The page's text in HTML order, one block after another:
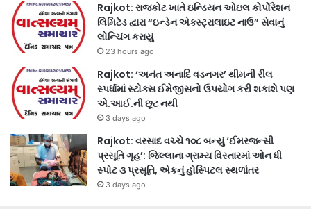
Rajkot: રાજકોટ ખાતે ઇન્ડિયન ઓઇલ કોર્પોરેશન
લિમિટેડ દ્વારા “ઇન્ડેન એક્સ્ટ્રાલાઇટ નાઉ” સેવાનું
લોન્ચિંગ કરાયું
23 hours ago
Rajkot: ‘અનંત અનાદિ વડનગર’ થીમની રીલ
સ્પર્ધામાં સ્ટોક્સ ઈમેજીસનો ઉપયોગ કરી શકાશે પણ
એ.આઈ.ની છૂટ નથી
3 days ago
Rajkot: વરસાદ વચ્ચે ૧૦૮ બન્યું ‘ઈમરજન્સી
પ્રસૂતિ ગૃહ’: જિલ્લાના ગ્રામ્ય વિસ્તારમાં ઓન ધી
સ્પોટ ૩ પ્રસૂતિ, એકનું હોસ્પિટલ સ્થળાંતર
3 days ago